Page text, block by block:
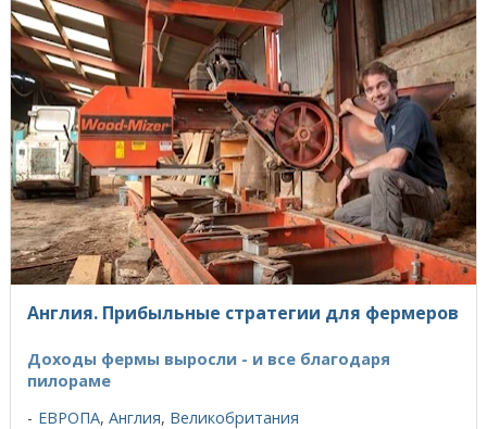
Англия. Прибыльные стратегии для фермеров
Доходы фермы выросли - и все благодаря
пилораме
ЕВРОПА, Англия, Великобритания